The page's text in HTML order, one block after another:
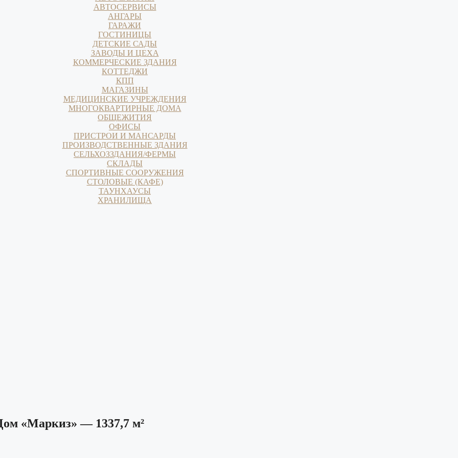
АВТОСЕРВИСЫ
АНГАРЫ
ГАРАЖИ
ГОСТИНИЦЫ
ДЕТСКИЕ САДЫ
ЗАВОДЫ И ЦЕХА
КОММЕРЧЕСКИЕ ЗДАНИЯ
КОТТЕДЖИ
КПП
МАГАЗИНЫ
МЕДИЦИНСКИЕ УЧРЕЖДЕНИЯ
МНОГОКВАРТИРНЫЕ ДОМА
ОБЩЕЖИТИЯ
ОФИСЫ
ПРИСТРОИ И МАНСАРДЫ
ПРОИЗВОДСТВЕННЫЕ ЗДАНИЯ
СЕЛЬХОЗЗДАНИЯ/ФЕРМЫ
СКЛАДЫ
СПОРТИВНЫЕ СООРУЖЕНИЯ
СТОЛОВЫЕ (КАФЕ)
ТАУНХАУСЫ
ХРАНИЛИЩА
«Маркиз» — 1337,7 м²